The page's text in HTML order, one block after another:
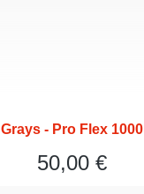
Grays - Pro Flex 1000
Regulärer Preis:
50,00 €